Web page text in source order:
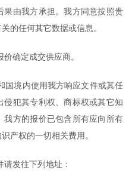
果由我方承担。我方同意按照贵
的任何其它数据或信息。
确定成交供应商。
国境内使用我方响应文件或其任
犯其专利权、商标权或其它知
我方的报价已包含所有应向所有
产权的一切相关费用。
发往下列地址：